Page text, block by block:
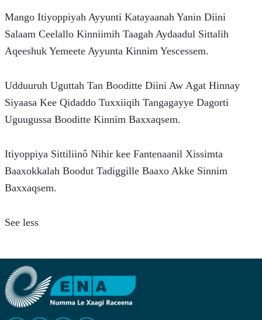
Mango Itiyoppiyah Ayyunti Katayaanah Yanin Diini
Salaam Ceelallo Kinniimih Taagah Aydaadul Sittalih
Aqeeshuk Yemeete Ayyunta Kinnim Yescessem.
Udduuruh Uguttah Tan Booditte Diini Aw Agat Hinnay
Siyaasa Kee Qidaddo Tuxxiiqih Tangagayye Dagorti
Uguugussa Booditte Kinnim Baxxaqsem.
Itiyoppiya Sittiliinô Nihir kee Fantenaanil Xissimta
Baaxokkalah Boodut Tadiggille Baaxo Akke Sinnim
Baxxaqsem.
See less